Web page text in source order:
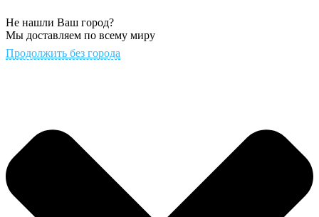
Не нашли Ваш город?
Мы доставляем по всему миру
Продолжить без города